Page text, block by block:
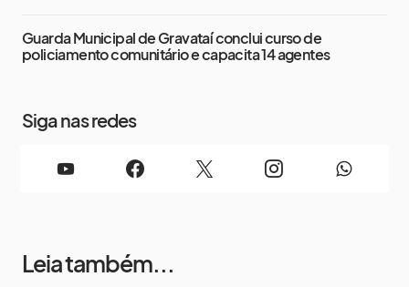
Guarda Municipal de Gravataí conclui curso de
policiamento comunitário e capacita 14 agentes
Siga nas redes
Leia também...